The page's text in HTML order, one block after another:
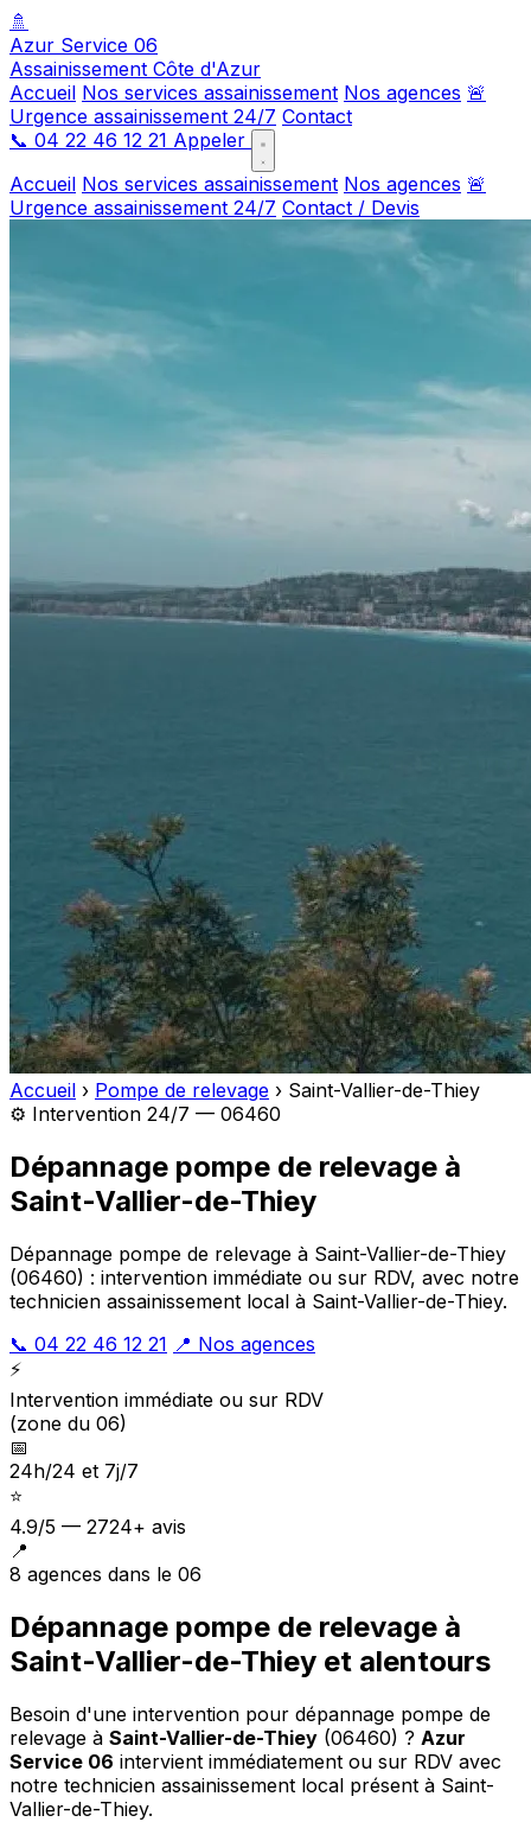
🚿
Azur Service 06
Assainissement Côte d'Azur
Accueil Nos services assainissement Nos agences 🚨
Urgence assainissement 24/7 Contact
📞 04 22 46 12 21 Appeler
Accueil Nos services assainissement Nos agences 🚨
Urgence assainissement 24/7 Contact / Devis
Accueil › Pompe de relevage › Saint-Vallier-de-Thiey
⚙️ Intervention 24/7 — 06460
Dépannage pompe de relevage à
Saint-Vallier-de-Thiey
Dépannage pompe de relevage à Saint-Vallier-de-Thiey
(06460) : intervention immédiate ou sur RDV, avec notre
technicien assainissement local à Saint-Vallier-de-Thiey.
📞 04 22 46 12 21 📍 Nos agences
⚡
Intervention immédiate ou sur RDV
(zone du 06)
📅
24h/24 et 7j/7
⭐
4.9/5 — 2724+ avis
📍
8 agences dans le 06
Dépannage pompe de relevage à
Saint-Vallier-de-Thiey et alentours
Besoin d'une intervention pour dépannage pompe de
relevage à Saint-Vallier-de-Thiey (06460) ? Azur
Service 06 intervient immédiatement ou sur RDV avec
notre technicien assainissement local présent à Saint-
Vallier-de-Thiey.